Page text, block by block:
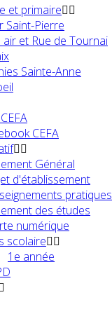
et primaire
Saint-Pierre
air et Rue de Tournai
Sainte-Anne
CEFA
Général
d'établissement
pratiques
des études
numérique
scolaire
1e année